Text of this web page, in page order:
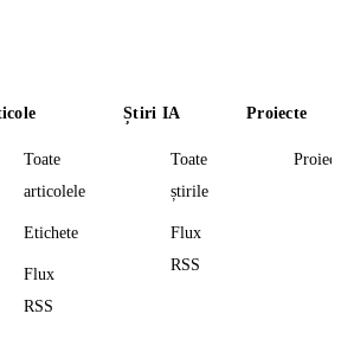
Toate
articolele
Etichete
Flux
RSS
Știri IA
Toate
știrile
Flux
RSS
Proiecte